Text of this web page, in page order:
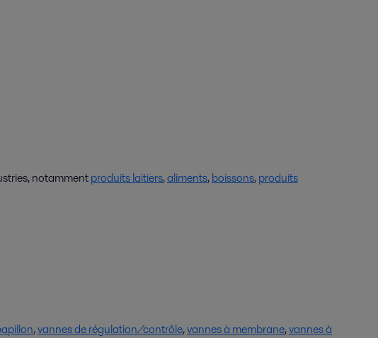
notammentproduits laitiers,aliments,boissons,produits
,vannes de régulation/contrôle,vannes à membrane,vannes à